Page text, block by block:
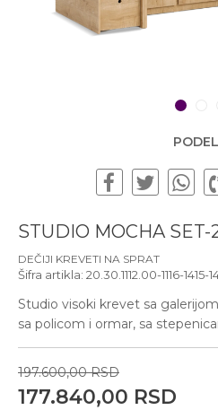
1
STUDIO MOCHA
DEČIJI KREVETI NA SPRAT
Šifra artikla: 20.30.1112.00-1116-1415-
Studio visoki krevet sa
sa policom i ormar, sa
197.600,00 RSD
177.840,00 RSD